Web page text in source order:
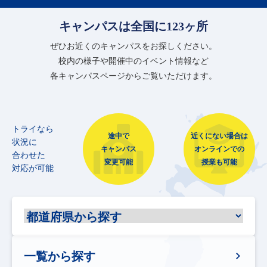
キャンパスは全国に123ヶ所
ぜひお近くのキャンパスをお探しください。
校内の様子や開催中のイベント情報など
各キャンパスページからご覧いただけます。
トライなら
状況に
合わせた
対応が可能
途中で
キャンパス
変更可能
近くにない場合は
オンラインでの
授業も可能
一覧から探す